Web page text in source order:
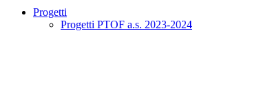
Progetti
Progetti PTOF a.s. 2023-2024